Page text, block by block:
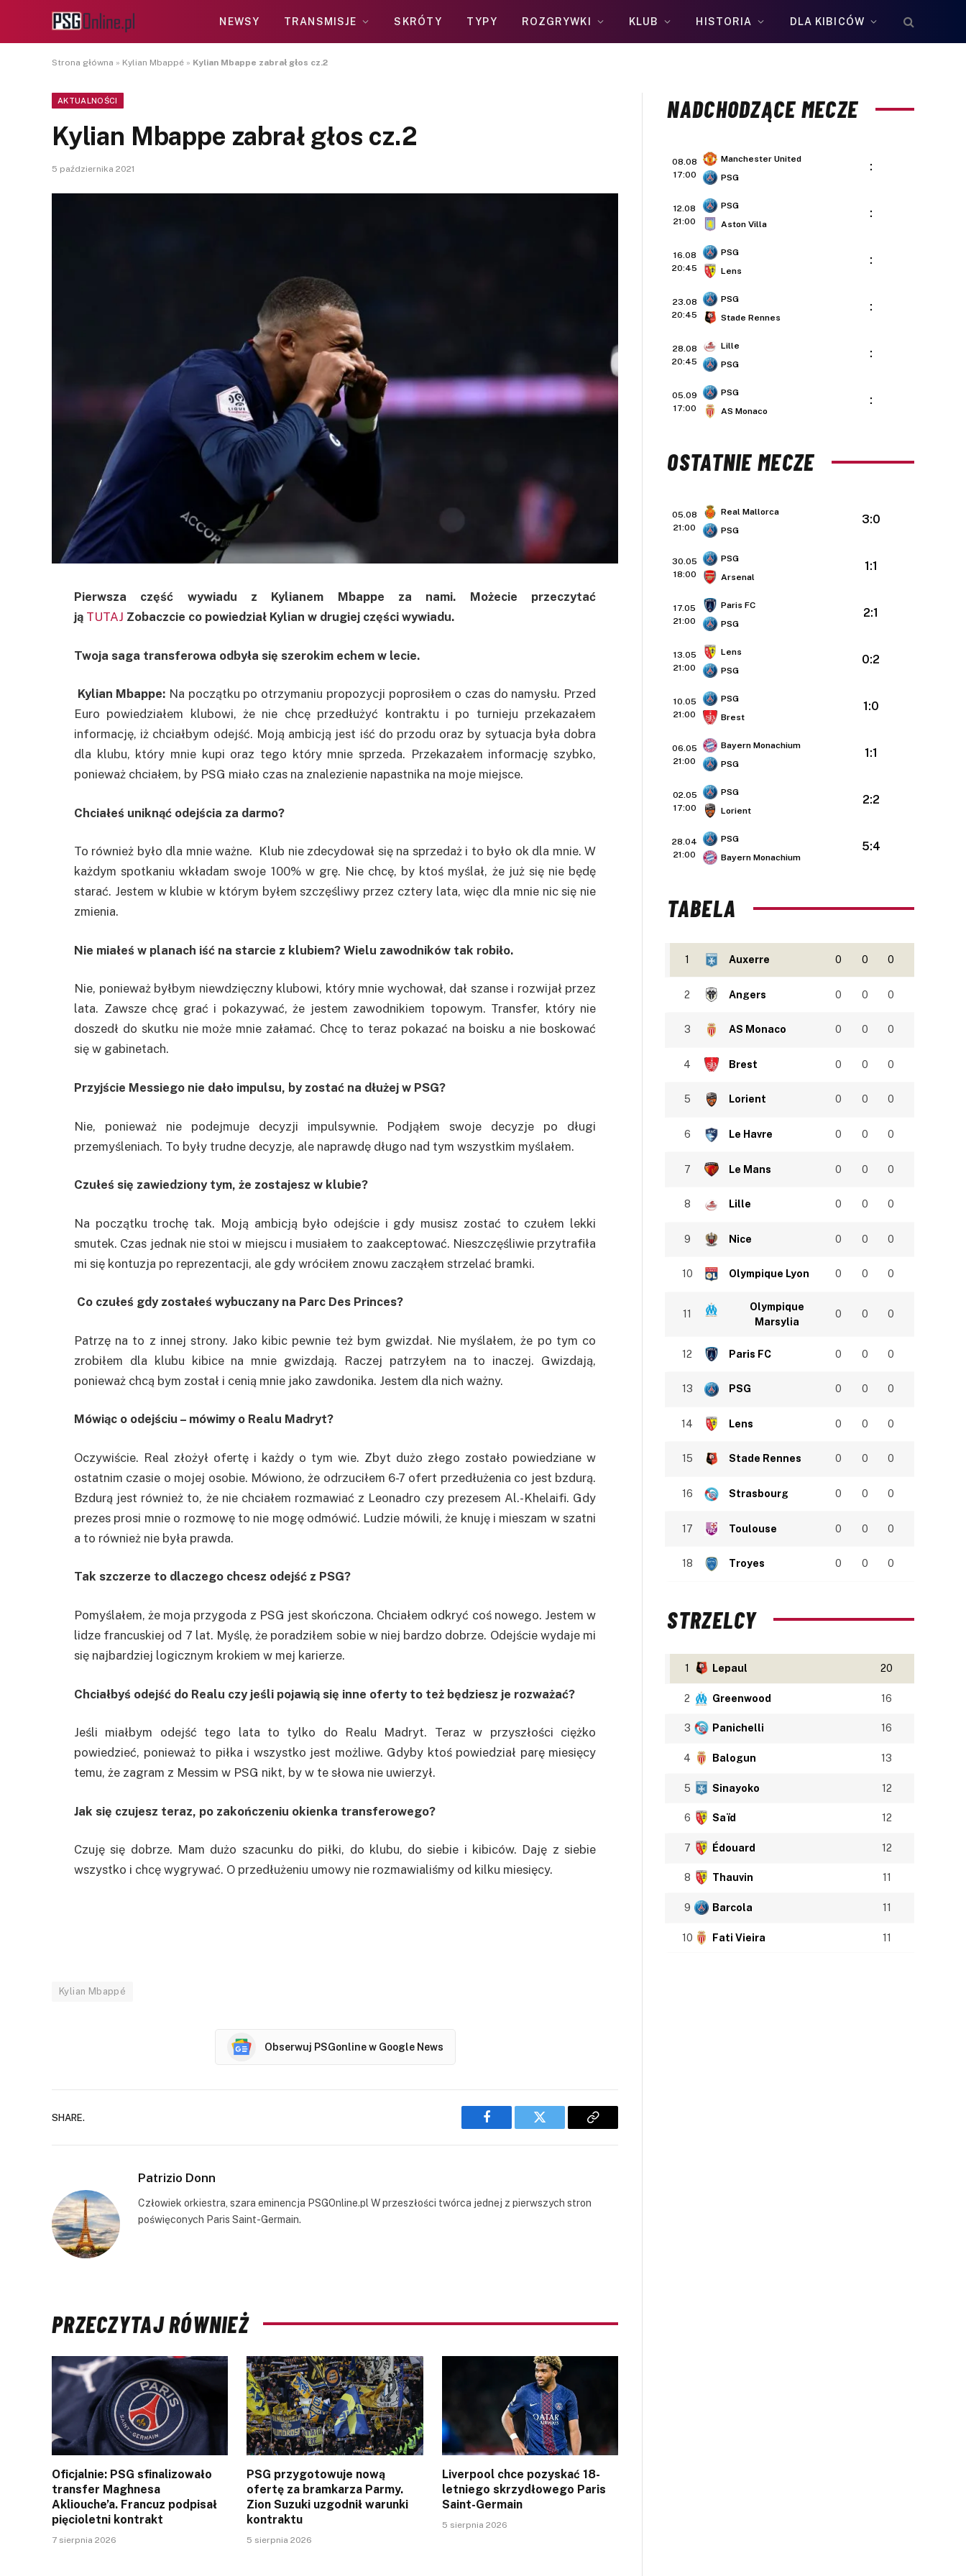
NEWSY TRANSMISJE SKRÓTY TYPY ROZGRYWKI KLUB HISTORIA DLA KIBICÓW
Strona główna » Kylian Mbappé » Kylian Mbappe zabrał głos cz.2
AKTUALNOŚCI
Kylian Mbappe zabrał głos cz.2
5 października 2021
Pierwsza część wywiadu z Kylianem Mbappe za nami. Możecie przeczytać
ją TUTAJ Zobaczcie co powiedział Kylian w drugiej części wywiadu.
Twoja saga transferowa odbyła się szerokim echem w lecie.
Kylian Mbappe: Na początku po otrzymaniu propozycji poprosiłem o czas do namysłu. Przed
Euro powiedziałem klubowi, że nie chcę przedłużyć kontraktu i po turnieju przekazałem
informację, iż chciałbym odejść. Moją ambicją jest iść do przodu oraz by sytuacja była dobra
dla klubu, który mnie kupi oraz tego który mnie sprzeda. Przekazałem informację szybko,
ponieważ chciałem, by PSG miało czas na znalezienie napastnika na moje miejsce.
Chciałeś uniknąć odejścia za darmo?
To również było dla mnie ważne. Klub nie zdecydował się na sprzedaż i to było ok dla mnie. W
każdym spotkaniu wkładam swoje 100% w grę. Nie chcę, by ktoś myślał, że już się nie będę
starać. Jestem w klubie w którym byłem szczęśliwy przez cztery lata, więc dla mnie nic się nie
zmienia.
Nie miałeś w planach iść na starcie z klubiem? Wielu zawodników tak robiło.
Nie, ponieważ byłbym niewdzięczny klubowi, który mnie wychował, dał szanse i rozwijał przez
lata. Zawsze chcę grać i pokazywać, że jestem zawodnikiem topowym. Transfer, który nie
doszedł do skutku nie może mnie załamać. Chcę to teraz pokazać na boisku a nie boskować
się w gabinetach.
Przyjście Messiego nie dało impulsu, by zostać na dłużej w PSG?
Nie, ponieważ nie podejmuje decyzji impulsywnie. Podjąłem swoje decyzje po długi
przemyśleniach. To były trudne decyzje, ale naprawdę długo nad tym wszystkim myślałem.
Czułeś się zawiedziony tym, że zostajesz w klubie?
Na początku trochę tak. Moją ambicją było odejście i gdy musisz zostać to czułem lekki
smutek. Czas jednak nie stoi w miejscu i musiałem to zaakceptować. Nieszczęśliwie przytrafiła
mi się kontuzja po reprezentacji, ale gdy wróciłem znowu zacząłem strzelać bramki.
Co czułeś gdy zostałeś wybuczany na Parc Des Princes?
Patrzę na to z innej strony. Jako kibic pewnie też bym gwizdał. Nie myślałem, że po tym co
zrobiłem dla klubu kibice na mnie gwizdają. Raczej patrzyłem na to inaczej. Gwizdają,
ponieważ chcą bym został i cenią mnie jako zawdonika. Jestem dla nich ważny.
Mówiąc o odejściu – mówimy o Realu Madryt?
Oczywiście. Real złożył ofertę i każdy o tym wie. Zbyt dużo złego zostało powiedziane w
ostatnim czasie o mojej osobie. Mówiono, że odrzuciłem 6-7 ofert przedłużenia co jest bzdurą.
Bzdurą jest również to, że nie chciałem rozmawiać z Leonadro czy prezesem Al.-Khelaifi. Gdy
prezes prosi mnie o rozmowę to nie mogę odmówić. Ludzie mówili, że knuję i mieszam w szatni
a to również nie była prawda.
Tak szczerze to dlaczego chcesz odejść z PSG?
Pomyślałem, że moja przygoda z PSG jest skończona. Chciałem odkryć coś nowego. Jestem w
lidze francuskiej od 7 lat. Myślę, że poradziłem sobie w niej bardzo dobrze. Odejście wydaje mi
się najbardziej logicznym krokiem w mej karierze.
Chciałbyś odejść do Realu czy jeśli pojawią się inne oferty to też będziesz je rozważać?
Jeśli miałbym odejść tego lata to tylko do Realu Madryt. Teraz w przyszłości ciężko
powiedzieć, ponieważ to piłka i wszystko jest możliwe. Gdyby ktoś powiedział parę miesięcy
temu, że zagram z Messim w PSG nikt, by w te słowa nie uwierzył.
Jak się czujesz teraz, po zakończeniu okienka transferowego?
Czuję się dobrze. Mam dużo szacunku do piłki, do klubu, do siebie i kibiców. Daję z siebie
wszystko i chcę wygrywać. O przedłużeniu umowy nie rozmawialiśmy od kilku miesięcy.
Kylian Mbappé
Obserwuj PSGonline w Google News
SHARE.
Facebook Twitter
Copy
Patrizio Donn
Człowiek orkiestra, szara eminencja PSGOnline.pl W przeszłości twórca jednej z pierwszych stron
poświęconych Paris Saint-Germain.
PRZECZYTAJ RÓWNIEŻ
Oficjalnie: PSG sfinalizowało
transfer Maghnesa
Akliouche’a. Francuz podpisał
pięcioletni kontrakt
7 sierpnia 2026
PSG przygotowuje nową
ofertę za bramkarza Parmy.
Zion Suzuki uzgodnił warunki
kontraktu
5 sierpnia 2026
Liverpool chce pozyskać 18-
letniego skrzydłowego Paris
Saint-Germain
5 sierpnia 2026
NADCHODZĄCE MECZE
08.08
17:00
Manchester United
PSG
:
12.08
21:00
PSG
Aston Villa
:
16.08
20:45
PSG
Lens
:
23.08
20:45
PSG
Stade Rennes
:
28.08
20:45
Lille
PSG
:
05.09
17:00
PSG
AS Monaco
:
OSTATNIE MECZE
05.08
21:00
Real Mallorca
PSG
3:0
30.05
18:00
PSG
Arsenal
1:1
17.05
21:00
Paris FC
PSG
2:1
13.05
21:00
Lens
PSG
0:2
10.05
21:00
PSG
Brest
1:0
06.05
21:00
Bayern Monachium
PSG
1:1
02.05
17:00
PSG
Lorient
2:2
28.04
21:00
PSG
Bayern Monachium
5:4
TABELA
1 Auxerre 0 0 0
2 Angers 0 0 0
3 AS Monaco 0 0 0
4 Brest 0 0 0
5 Lorient 0 0 0
6 Le Havre 0 0 0
7 Le Mans 0 0 0
8 Lille 0 0 0
9 Nice 0 0 0
10 Olympique Lyon 0 0 0
11
Olympique
Marsylia
0 0 0
12 Paris FC 0 0 0
13 PSG 0 0 0
14 Lens 0 0 0
15 Stade Rennes 0 0 0
16 Strasbourg 0 0 0
17 Toulouse 0 0 0
18 Troyes 0 0 0
STRZELCY
1 Lepaul 20
2 Greenwood 16
3 Panichelli 16
4 Balogun 13
5 Sinayoko 12
6 Saïd 12
7 Édouard 12
8 Thauvin 11
9 Barcola 11
10 Fati Vieira 11